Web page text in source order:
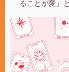
ることが愛」